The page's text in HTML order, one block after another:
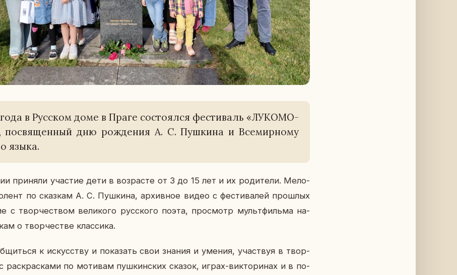
в Рус­ском доме в Праге со­сто­ял­ся фе­сти­валь «ЛУ­КО­МО­
по­свя­щен­ный дню рож­де­ния А. С. Пуш­ки­на и Все­мир­но­му
языка.
при­ня­ли уча­стие дети в воз­расте от 3 до 15 лет и их ро­ди­те­ли. Ме­ло­
по сказ­кам А. С. Пуш­ки­на, ар­хив­ное видео с фе­сти­ва­лей про­шлых
с твор­че­ством ве­ли­ко­го рус­ско­го поэта, про­смотр мульт­филь­ма на­
о твор­че­стве клас­си­ка.
к ис­кус­ству и по­ка­зать свои знания и умения, участ­вуя в твор­
рас­крас­ка­ми по мо­ти­вам пуш­кин­ских сказок, играх-вик­то­ри­нах и в по­